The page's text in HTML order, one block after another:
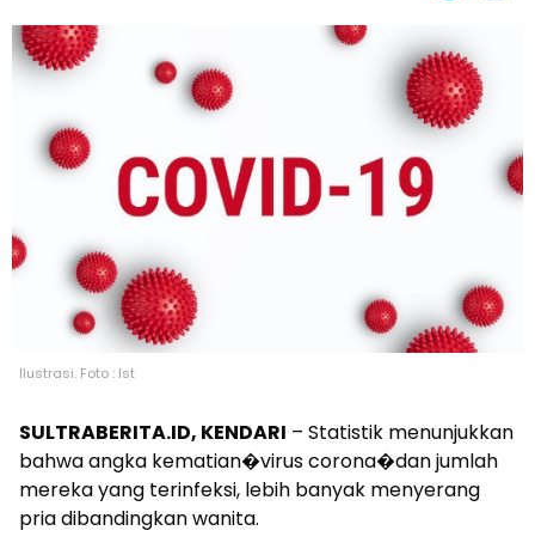
Ilustrasi. Foto : Ist
SULTRABERITA.ID, KENDARI – Statistik menunjukkan
bahwa angka kematian�virus corona�dan jumlah
mereka yang terinfeksi, lebih banyak menyerang
pria dibandingkan wanita.